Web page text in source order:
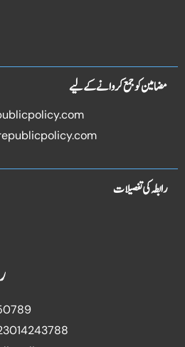
مضامین کو جمع کروانے کے لیے
رابطہ کی تفصیلات